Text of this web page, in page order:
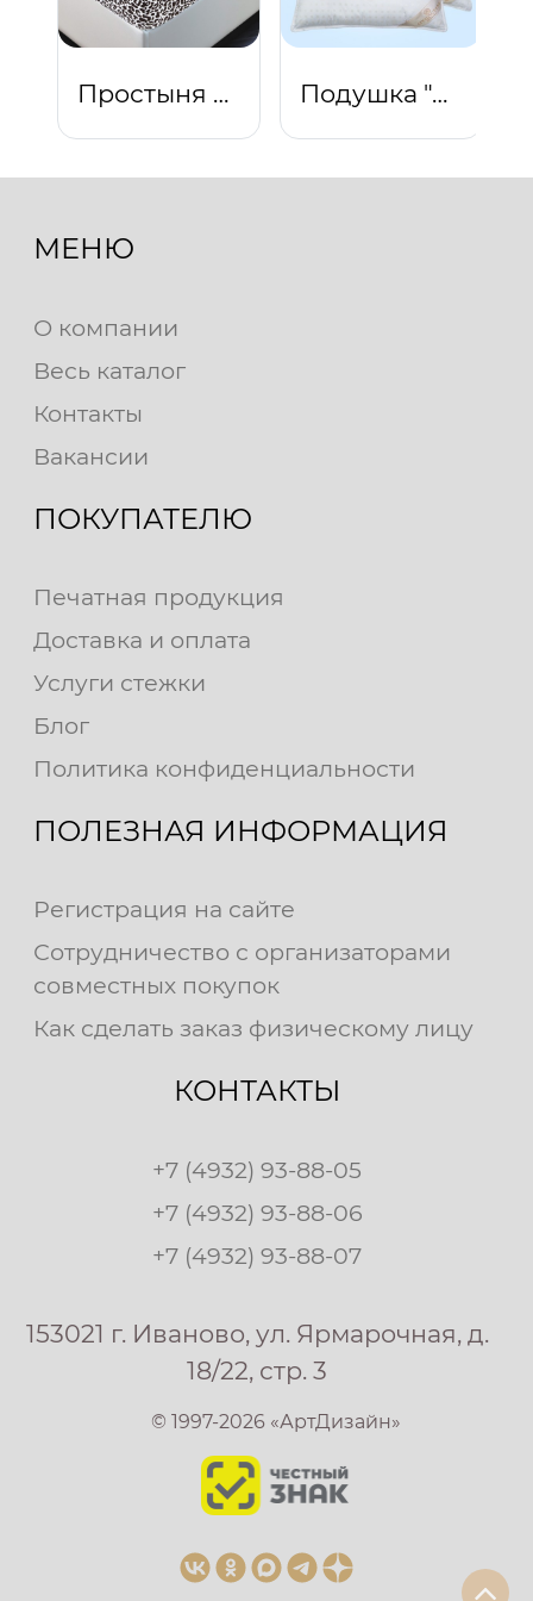
Простыня на резинке "Ягуар" Подушка "Лебяжий пух"
МЕНЮ
О компании
Весь каталог
Контакты
Вакансии
ПОКУПАТЕЛЮ
Печатная продукция
Доставка и оплата
Услуги стежки
Блог
Политика конфиденциальности
ПОЛЕЗНАЯ ИНФОРМАЦИЯ
Регистрация на сайте
Сотрудничество с организаторами
совместных покупок
Как сделать заказ физическому лицу
КОНТАКТЫ
+7 (4932) 93-88-05
+7 (4932) 93-88-06
+7 (4932) 93-88-07
153021 г. Иваново, ул. Ярмарочная, д.
18/22, стр. 3
© 1997-2026 «АртДизайн»